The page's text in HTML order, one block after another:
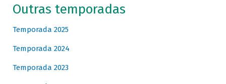
Outras temporadas
Temporada 2025
Temporada 2024
Temporada 2023